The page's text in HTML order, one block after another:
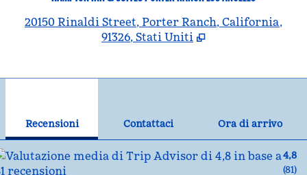
20150 Rinaldi Street, Porter Ranch, California,
91326, Stati Uniti
Recensioni Contattaci
Ora di arrivo
4,8
(81)